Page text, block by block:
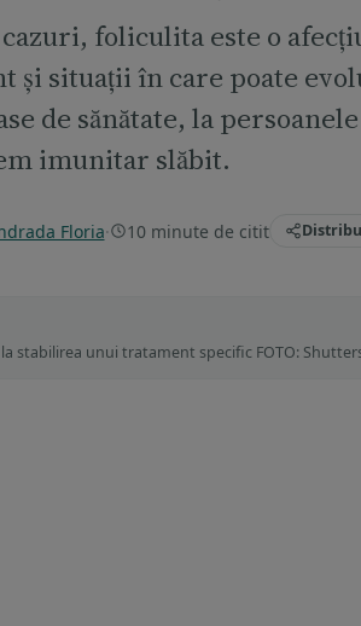
foliculita este o
și situații în care poate
de sănătate, la
imunitar slăbit.
Floria· 10 minute de citit
stabilirea unui tratament specific FOTO: